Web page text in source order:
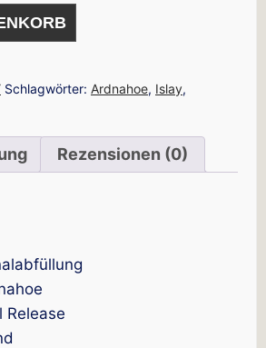
Schlagwörter: Ardnahoe, Islay,
Rezensionen (0)
Release